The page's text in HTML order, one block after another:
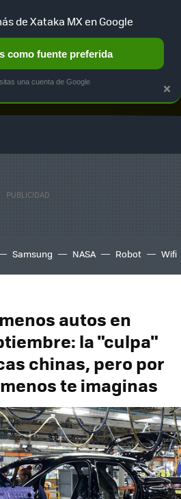
Twitter
Samsung NASA Robot Wifi
autos en
la "culpa"
chinas, pero por
te imaginas
×
de Xataka MX en Google
como fuente preferida
una cuenta de Google